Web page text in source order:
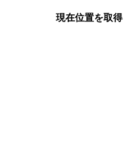
現在位置を取得